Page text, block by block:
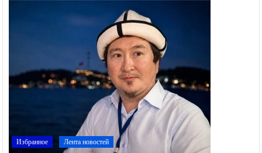
Избранное Лента новостей